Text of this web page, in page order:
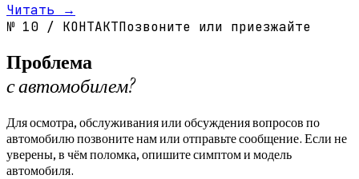
Читать →
№ 10 / КОНТАКТПозвоните или приезжайте
Проблема
с автомобилем?
Для осмотра, обслуживания или обсуждения вопросов по
автомобилю позвоните нам или отправьте сообщение. Если не
уверены, в чём поломка, опишите симптом и модель
автомобиля.